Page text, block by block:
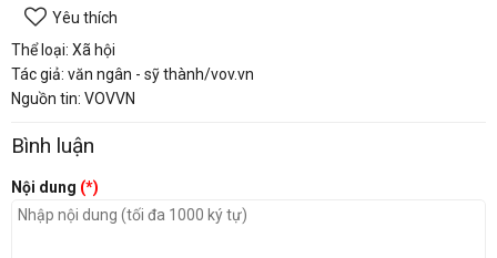
Yêu thích
Thể loại: Xã hội
Tác giả: văn ngân - sỹ thành/vov.vn
Nguồn tin: VOVVN
Bình luận
Nội dung (*)